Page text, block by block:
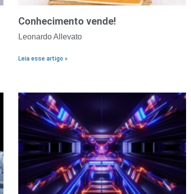
Conhecimento vende!
Leonardo Allevato
Leia esse artigo »